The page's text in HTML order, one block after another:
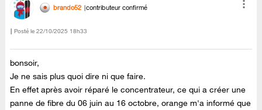
brando52 contributeur confirmé
Posté le ‎22/10/2025 18h33
bonsoir,
Je ne sais plus quoi dire ni que faire.
En effet après avoir réparé le concentrateur, ce qui a créer une
panne de fibre du 06 juin au 16 octobre, orange m'a informé que